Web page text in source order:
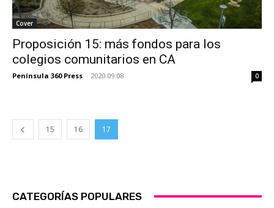
Cover
Proposición 15: más fondos para los
colegios comunitarios en CA
Península 360 Press - 2020.09.08 0
15 16 17
CATEGORÍAS POPULARES